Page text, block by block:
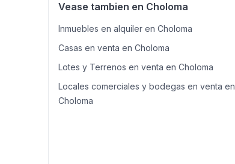
Vease tambien en Choloma
Inmuebles en alquiler en Choloma
Casas en venta en Choloma
Lotes y Terrenos en venta en Choloma
Locales comerciales y bodegas en venta en
Choloma